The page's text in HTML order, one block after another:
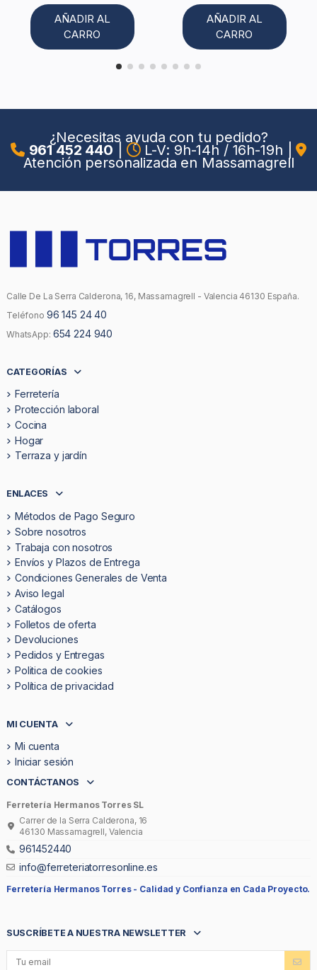
AÑADIR AL
CARRO
AÑADIR AL
CARRO
¿Necesitas ayuda con tu pedido?
961 452 440 L-V: 9h-14h / 16h-19h
Atención personalizada en Massamagrell
Calle De La Serra Calderona, 16, Massamagrell - Valencia 46130 España.
Teléfono 96 145 24 40
WhatsApp: 654 224 940
CATEGORÍAS
Ferretería
Protección laboral
Cocina
Hogar
Terraza y jardín
ENLACES
Métodos de Pago Seguro
Sobre nosotros
Trabaja con nosotros
Envíos y Plazos de Entrega
Condiciones Generales de Venta
Aviso legal
Catálogos
Folletos de oferta
Devoluciones
Pedidos y Entregas
Politica de cookies
Política de privacidad
MI CUENTA
Mi cuenta
Iniciar sesión
CONTÁCTANOS
Ferretería Hermanos Torres SL
Carrer de la Serra Calderona, 16
46130 Massamagrell, Valencia
961452440
info@ferreteriatorresonline.es
Ferretería Hermanos Torres - Calidad y Confianza en Cada Proyecto.
SUSCRÍBETE A NUESTRA NEWSLETTER